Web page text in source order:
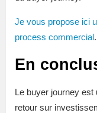
Je vous propose ici
process commercial.
En
Le buyer journey
retour sur